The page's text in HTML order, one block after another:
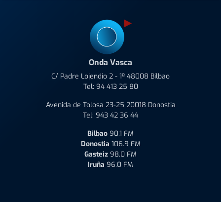
Onda Vasca
C/ Padre Lojendio 2 - 1º 48008 Bilbao
Tel: 94 413 25 80
Avenida de Tolosa 23-25 20018 Donostia
Tel: 943 42 36 44
Bilbao 90.1 FM
Donostia 106.9 FM
Gasteiz 98.0 FM
Iruña 96.0 FM